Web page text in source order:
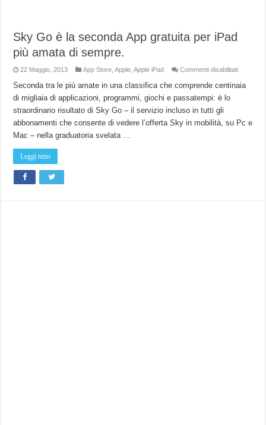
Sky Go è la seconda App gratuita per iPad
più amata di sempre.
22 Maggio, 2013 App Store ,Apple ,Apple iPad Commenti disabilitatisu
Go
gratuita
per
Seconda tra le più amate in una classifica che comprende centinaia
di migliaia di applicazioni, programmi, giochi e passatempi: è lo
straordinario risultato di Sky Go – il servizio incluso in tutti gli
abbonamenti che consente di vedere l’offerta Sky in mobilità, su Pc e
Mac – nella graduatoria svelata …
Leggi tutto